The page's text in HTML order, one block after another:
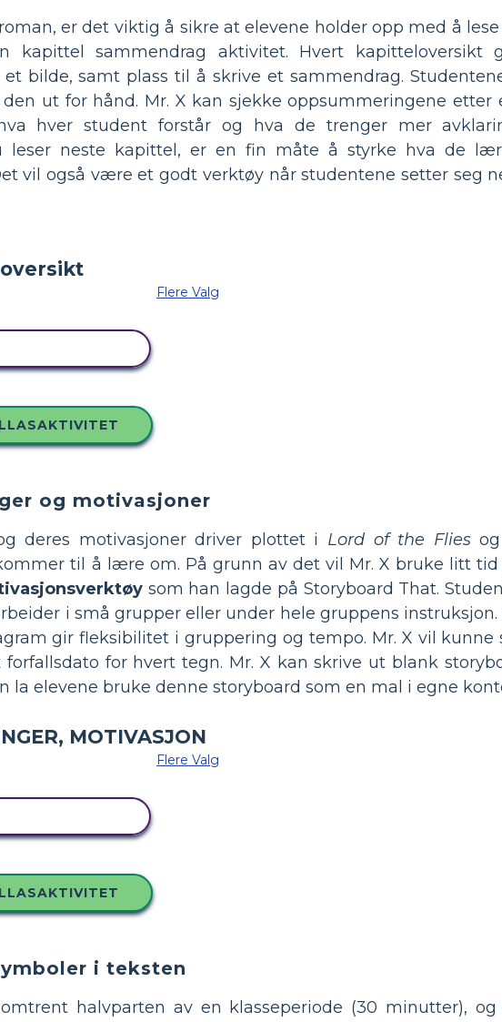
er det viktig å sikre at elevene holder opp med å lese
kapittel sammendrag aktivitet. Hvert kapitteloversikt
bilde, samt plass til å skrive et sammendrag.
ut for hånd. Mr. X kan sjekke oppsummeringene
hver student forstår og hva de trenger mer
leser neste kapittel, er en fin måte å styrke hva de
vil også være et godt verktøy når studentene setter seg
Flere Valg
og motivasjoner
deres motivasjoner driver plottet i Lord of the Fliesog
til å lære om. På grunn av det vil Mr. X bruke litt
som han lagde på Storyboard That.
i små grupper eller under hele gruppens
gir fleksibilitet i gruppering og tempo. Mr. X vil
for hvert tegn. Mr. X kan skrive ut blank
la elevene bruke denne storyboard som en mal i egne
Flere Valg
i teksten
halvparten av en klasseperiode (30 minutter),